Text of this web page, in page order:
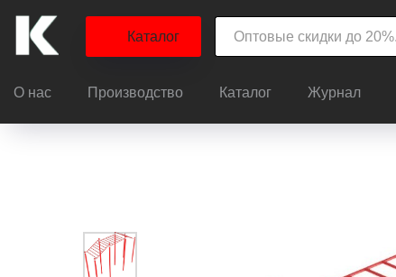
Каталог
О нас Производство Каталог Журнал